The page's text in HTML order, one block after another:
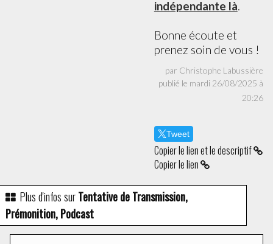
indépendante là.
Bonne écoute et
prenez soin de vous !
par Christophe Labussière
publié le mardi 26/08/2025 à
20:26
Tweet
Copier le lien et le descriptif
Copier le lien
Plus d'infos surTentative de Transmission,
Prémonition, Podcast